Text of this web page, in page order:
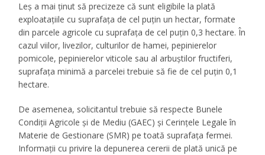
Leș a mai ținut să precizeze că sunt eligibile la plată
exploataţiile cu suprafaţa de cel puţin un hectar, formate
din parcele agricole cu suprafaţa de cel puţin 0,3 hectare. În
cazul viilor, livezilor, culturilor de hamei, pepinierelor
pomicole, pepinierelor viticole sau al arbuştilor fructiferi,
suprafaţa minimă a parcelei trebuie să fie de cel puţin 0,1
hectare.
De asemenea, solicitantul trebuie să respecte Bunele
Condiţii Agricole şi de Mediu (GAEC)şiCerinţele Legale în
Materie de Gestionare (SMR)pe toată suprafaţa fermei.
Informaţii cu privire la depunerea cererii de plată unică pe